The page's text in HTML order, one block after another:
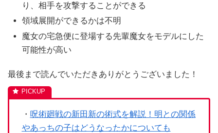
り、相手を攻撃することができる
領域展開ができるかは不明
魔女の宅急便に登場する先輩魔女をモデルにした
可能性が高い
最後まで読んでいただきありがとうございました！
・ 呪術廻戦の新田新の術式を解説！明との関係
やあっちの子はどうなったかについても